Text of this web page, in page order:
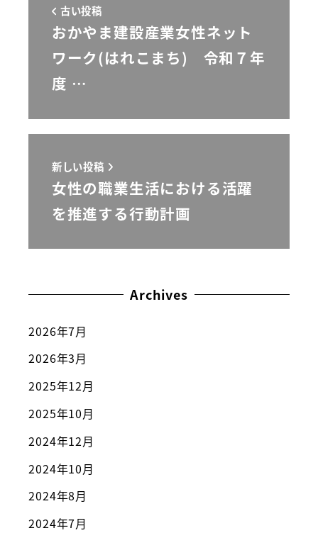
古い投稿
おかやま建設産業女性ネット
ワーク(はれこまち) 令和７年
度 …
新しい投稿
女性の職業生活における活躍
を推進する行動計画
Archives
2026年7月
2026年3月
2025年12月
2025年10月
2024年12月
2024年10月
2024年8月
2024年7月